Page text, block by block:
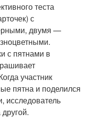
теста
с
двумя —
с пятнами в
участник
пятна и поделился
исследователь